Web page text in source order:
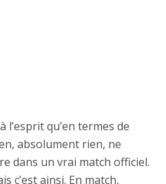
qu’en termes de
absolument rien, ne
dans un vrai match officiel.
c’est ainsi. En match,